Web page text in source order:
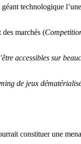
technologique
marchés (
accessibles sur
de jeux
constituer une